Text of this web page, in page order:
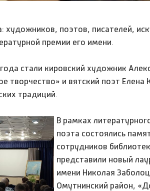
художников, поэтов, писателей,
премии его имени.
стали кировский художник
творчество» и вятский поэт Елена
традиций.
В рамках
поэта состоялись
сотрудников
представили новый
имени Николая
Омутнинский район,